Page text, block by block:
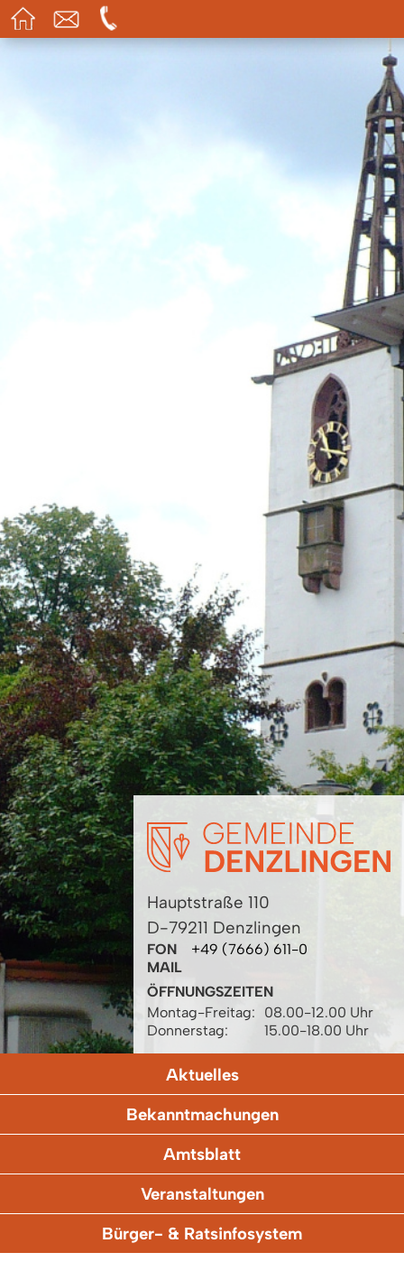
Hauptstraße 110
D-79211 Denzlingen
FON
+49 (7666) 611-0
MAIL
ÖFFNUNGSZEITEN
Montag-Freitag:
08.00-12.00 Uhr
Donnerstag:
15.00-18.00 Uhr
Aktuelles
Bekanntmachungen
Amtsblatt
Veranstaltungen
Bürger- & Ratsinfosystem